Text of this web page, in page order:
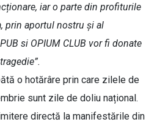
iar o parte din profiturile
prin aportul nostru şi al
si OPIUM CLUB vor fi donate
o hotărâre prin care zilele de
sunt zile de doliu național.
directă la manifestările din